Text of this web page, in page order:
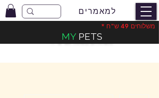
למאמרים
משלוחים בעלות 49 ש"ח
משלוחים 49 ש"ח *
MY PETS